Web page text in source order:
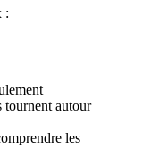
:
tournent autour
les